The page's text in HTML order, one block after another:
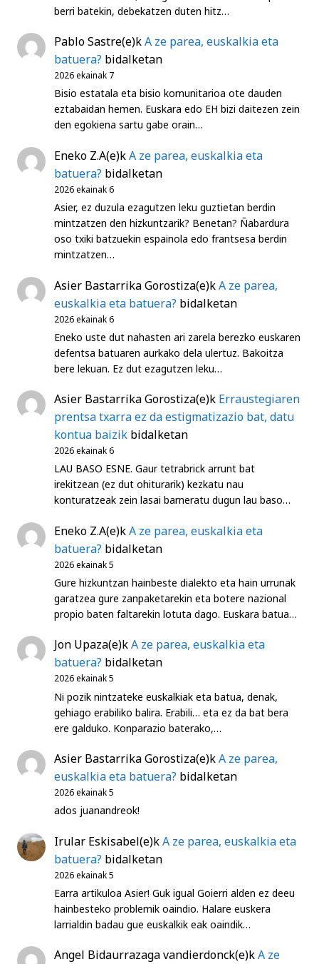
berri batekin, debekatzen duten hitz…
Pablo Sastre(e)kA ze parea, euskalkia eta
batuera? bidalketan
2026 ekainak 7
Bisio estatala eta bisio komunitarioa ote dauden
eztabaidan hemen. Euskara edo EH bizi daitezen zein
den egokiena sartu gabe orain…
Eneko Z.A(e)kA ze parea, euskalkia eta
batuera? bidalketan
2026 ekainak 6
Asier, ez duzula ezagutzen leku guztietan berdin
mintzatzen den hizkuntzarik? Benetan? Ñabardura
oso txiki batzuekin espainola edo frantsesa berdin
mintzatzen…
Asier Bastarrika Gorostiza(e)kA ze parea,
euskalkia eta batuera? bidalketan
2026 ekainak 6
Eneko uste dut nahasten ari zarela berezko euskaren
defentsa batuaren aurkako dela ulertuz. Bakoitza
bere lekuan. Ez dut ezagutzen leku…
Asier Bastarrika Gorostiza(e)k Erraustegiaren
prentsa txarra ez da estigmatizazio bat, datu
kontua baizik bidalketan
2026 ekainak 6
LAU BASO ESNE. Gaur tetrabrick arrunt bat
irekitzean (ez dut ohiturarik) kezkatu nau
konturatzeak zein lasai barneratu dugun lau baso…
Eneko Z.A(e)kA ze parea, euskalkia eta
batuera? bidalketan
2026 ekainak 5
Gure hizkuntzan hainbeste dialekto eta hain urrunak
garatzea gure zanpaketarekin eta botere nazional
propio baten faltarekin lotuta dago. Euskara batua…
Jon Upaza(e)kA ze parea, euskalkia eta
batuera? bidalketan
2026 ekainak 5
Ni pozik nintzateke euskalkiak eta batua, denak,
gehiago erabiliko balira. Erabili… eta ez da bat bera
ere galduko. Konparazio baterako,…
Asier Bastarrika Gorostiza(e)kA ze parea,
euskalkia eta batuera? bidalketan
2026 ekainak 5
ados juanandreok!
Irular Eskisabel(e)kA ze parea, euskalkia eta
batuera? bidalketan
2026 ekainak 5
Earra artikuloa Asier! Guk igual Goierri alden ez deeu
hainbesteko problemik oaindio. Halare euskera
larrialdin badau gue euskalkik eak oaindik…
Angel Bidaurrazaga vandierdonck(e)kA ze